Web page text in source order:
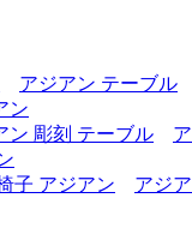
アジアン テーブル
ン
ン 彫刻 テーブル
子 アジアン
アジ